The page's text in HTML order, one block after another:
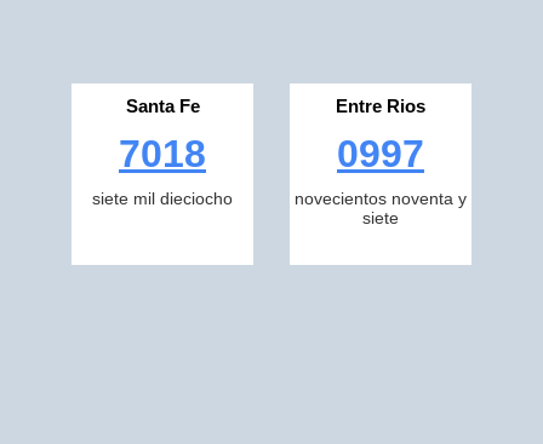
Santa Fe
7018
siete mil dieciocho
Entre Rios
0997
novecientos noventa y
siete